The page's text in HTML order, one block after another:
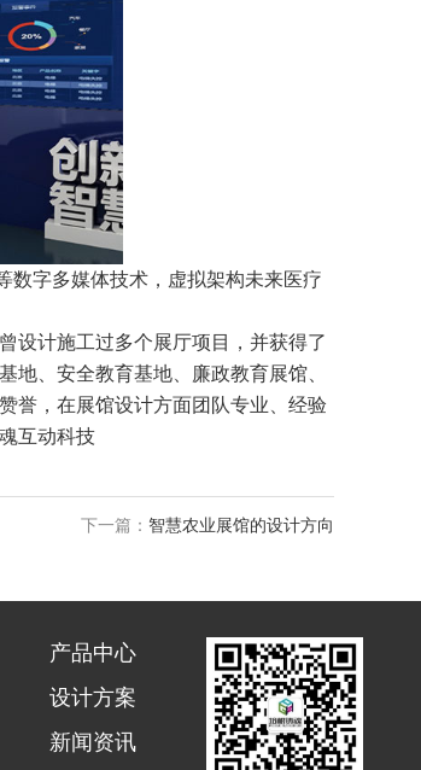
数字多媒体技术，虚拟架构未来医疗
设计施工过多个展厅项目，并获得了
地、安全教育基地、廉政教育展馆、
誉，在展馆设计方面团队专业、经验
互动科技
下一篇： 智慧农业展馆的设计方向
产品中心
设计方案
新闻资讯